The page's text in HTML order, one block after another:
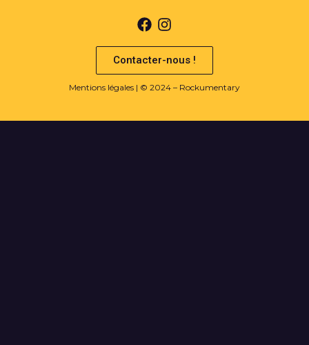
Contacter-nous !
Mentions légales | © 2024 – Rockumentary